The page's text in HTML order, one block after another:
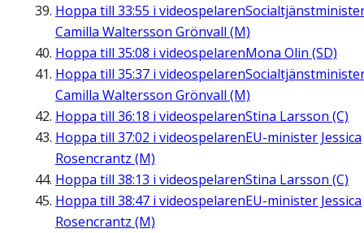
Hoppa till 33:55 i videospelaren
Camilla Waltersson Grönvall (M)
Hoppa till 35:08 i videospelarenMona Olin (SD)
Hoppa till 35:37 i videospelaren
Camilla Waltersson Grönvall (M)
Hoppa till 36:18 i videospelarenStina Larsson (C)
Hoppa till 37:02 i videospelarenEU-minister Jessica
Rosencrantz (M)
Hoppa till 38:13 i videospelarenStina Larsson (C)
Hoppa till 38:47 i videospelarenEU-minister Jessica
Rosencrantz (M)